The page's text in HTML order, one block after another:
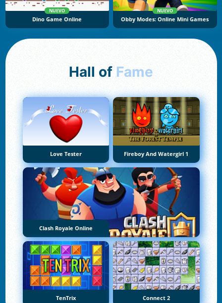
NUEVO
Dino Game Online
NUEVO
Obby Modes: Online Mini Games
Hall of Fame
Love Tester Fireboy And Watergirl 1
Clash Royale Online
TenTrix Connect 2